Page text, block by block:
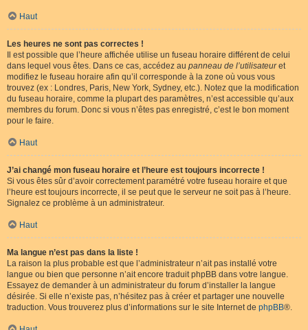
Haut
Les heures ne sont pas correctes !
Il est possible que l’heure affichée utilise un fuseau horaire différent de celui
dans lequel vous êtes. Dans ce cas, accédez au panneau de l’utilisateuret
modifiez le fuseau horaire afin qu’il corresponde à la zone où vous vous
trouvez (ex : Londres, Paris, New York, Sydney, etc.). Notez que la modification
du fuseau horaire, comme la plupart des paramètres, n’est accessible qu’aux
membres du forum. Donc si vous n’êtes pas enregistré, c’est le bon moment
pour le faire.
Haut
J’ai changé mon fuseau horaire et l’heure est toujours incorrecte !
Si vous êtes sûr d’avoir correctement paramétré votre fuseau horaire et que
l’heure est toujours incorrecte, il se peut que le serveur ne soit pas à l’heure.
Signalez ce problème à un administrateur.
Haut
Ma langue n’est pas dans la liste !
La raison la plus probable est que l’administrateur n’ait pas installé votre
langue ou bien que personne n’ait encore traduit phpBB dans votre langue.
Essayez de demander à un administrateur du forum d’installer la langue
désirée. Si elle n’existe pas, n’hésitez pas à créer et partager une nouvelle
traduction. Vous trouverez plus d’informations sur le site Internet de phpBB®.